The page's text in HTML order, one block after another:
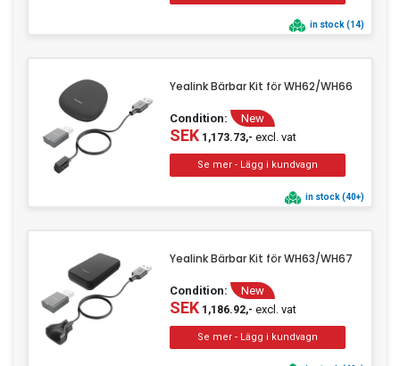
in stock (14)
Yealink Bärbar Kit för WH62/WH66
Condition: New
SEK1,173.73,- excl. vat
in stock (40+)
Yealink Bärbar Kit för WH63/WH67
Condition: New
SEK1,186.92,- excl. vat